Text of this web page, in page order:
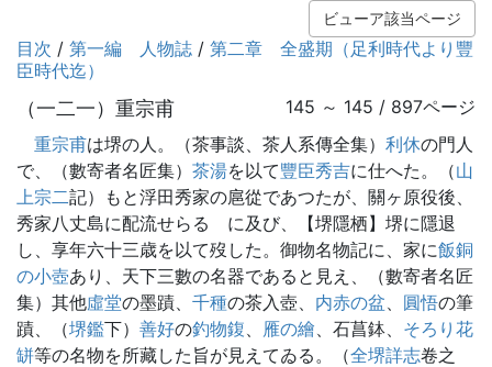
ビューア該当ページ
目次 / 第一編 人物誌 / 第二章 全盛期（足利時代より豐
臣時代迄）
（一二一）重宗甫
145 ～ 145 / 897ページ
重宗甫は堺の人。（茶事談、茶人系傳全集） 利休の門人
で、（數寄者名匠集） 茶湯を以て豐臣秀吉に仕へた。（山
上宗二記）もと浮田秀家の扈從であつたが、關ヶ原役後、
秀家八丈島に配流せらるゝに及び、【堺隱栖】堺に隱退
し、享年六十三歳を以て歿した。御物名物記に、家に飯銅
の小壺あり、天下三數の名器であると見え、（數寄者名匠
集）其他虛堂の墨蹟、 千種の茶入壺、 内赤の盆、 圓悟の筆
蹟、（堺鑑下） 善好の釣物鍑、 雁の繪、石菖鉢、 そろり花
缾等の名物を所藏した旨が見えてゐる。（全堺詳志卷之